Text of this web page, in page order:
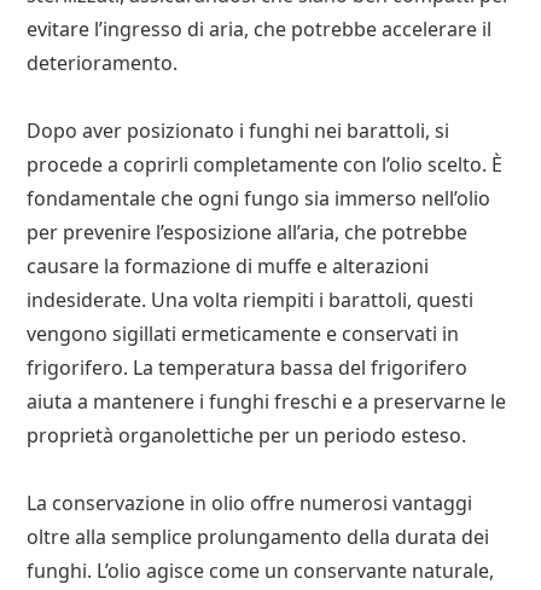
evitare l’ingresso di aria, che potrebbe accelerare il
deterioramento.
Dopo aver posizionato i funghi nei barattoli, si
procede a coprirli completamente con l’olio scelto. È
fondamentale che ogni fungo sia immerso nell’olio
per prevenire l’esposizione all’aria, che potrebbe
causare la formazione di muffe e alterazioni
indesiderate. Una volta riempiti i barattoli, questi
vengono sigillati ermeticamente e conservati in
frigorifero. La temperatura bassa del frigorifero
aiuta a mantenere i funghi freschi e a preservarne le
proprietà organolettiche per un periodo esteso.
La conservazione in olio offre numerosi vantaggi
oltre alla semplice prolungamento della durata dei
funghi. L’olio agisce come un conservante naturale,